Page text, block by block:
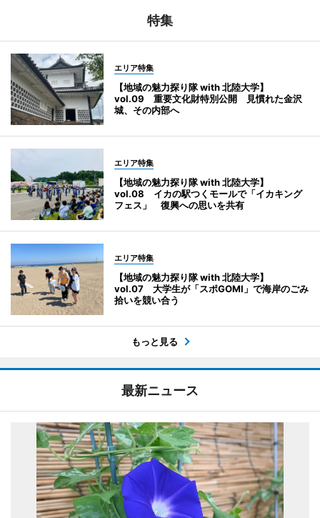
特集
エリア特集
【地域の魅力探り隊 with 北陸大学】
vol.09 重要文化財特別公開 見慣れた金沢
城、その内部へ
エリア特集
【地域の魅力探り隊 with 北陸大学】
vol.08 イカの駅つくモールで「イカキング
フェス」 復興への思いを共有
エリア特集
【地域の魅力探り隊 with 北陸大学】
vol.07 大学生が「スポGOMI」で海岸のごみ
拾いを競い合う
もっと見る
最新ニュース